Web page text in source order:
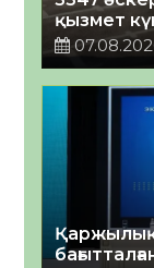
қызмет
Қаржылық